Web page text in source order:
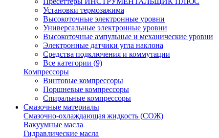
Установки термозажима
Высокоточные электронные уровни
Универсальные электронные уровни
Высокоточные ампульные и механические уровни
Электронные датчики угла наклона
Средства подключения и коммутации
Все категории (9)
Компрессоры
Винтовые компрессоры
Поршневые компрессоры
Спиральные компрессоры
Смазочные материалы
Смазочно-охлаждающая жидкость (СОЖ)
Вакуумные масла
Гидравлические масла